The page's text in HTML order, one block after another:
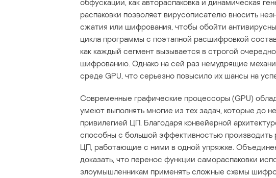
обфускации, как автораспаковка и динамическая
распаковки позволяет вирусописателю вносить
сжатия или шифрования, чтобы обойти
цикла программы с поэтапной расшифровкой
как каждый сегмент вызывается в строгой
шифрованию. Однако на сей раз немудрящие
среде GPU, что серьезно повысило их шансы на
Современные графические процессоры (GPU)
умеют выполнять многие из тех задач, которые до
привилегией ЦП. Благодаря конвейерной
способны с большой эффективностью производить
ЦП, работающие с ними в одной упряжке.
доказать, что перенос функции самораспаковки
злоумышленникам применять сложные схемы